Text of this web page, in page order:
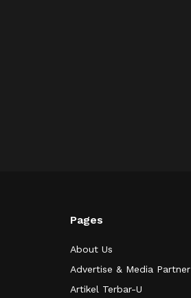
Pages
About Us
Advertise & Media Partner
Artikel Terbar-U